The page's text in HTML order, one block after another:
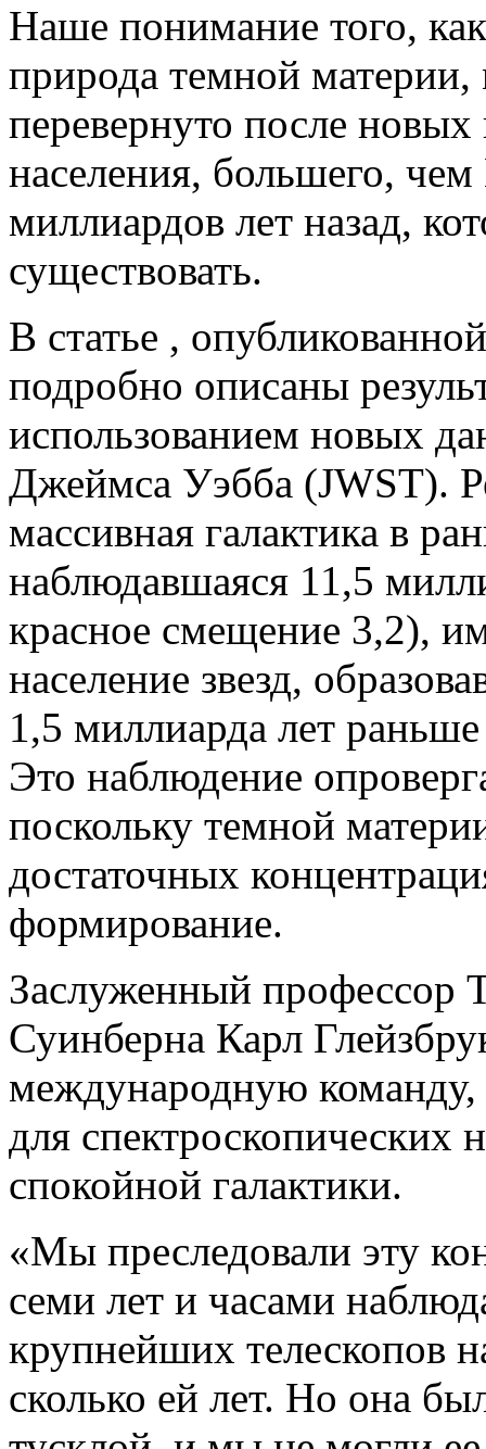
Наше понимание того,
природа темной
перевернуто после
населения, большего,
миллиардов лет назад,
существовать.
В статье ,
подробно описаны
использованием новых
Джеймса Уэбба (JWST).
массивная галактика в
наблюдавшаяся 11,5
красное смещение 3,2),
население звезд,
1,5 миллиарда лет
Это наблюдение
поскольку темной
достаточных
формирование.
Заслуженный профессор
Суинберна Карл
международную команду,
для спектроскопических
спокойной галактики.
«Мы преследовали эту
семи лет и часами
крупнейших телескопов
сколько ей лет. Но она